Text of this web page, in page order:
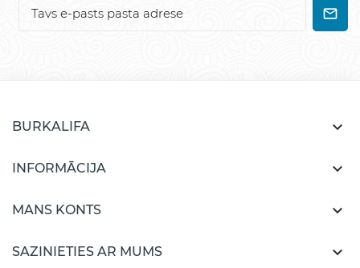
BURKALIFA 
INFORMĀCIJA 
MANS KONTS 
SAZINIETIES AR MUMS 